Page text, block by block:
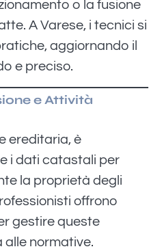
o la fusione
A Varese, i tecnici si
aggiornando il
e preciso.
e Attività
ereditaria, è
i dati catastali per
la proprietà degli
offrono
gestire queste
alle normative.